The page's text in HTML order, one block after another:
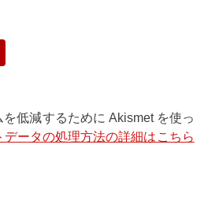
低減するために Akismet を使っ
データの処理方法の詳細はこちら